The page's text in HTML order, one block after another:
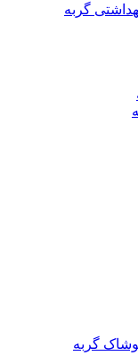
گربه
گربه